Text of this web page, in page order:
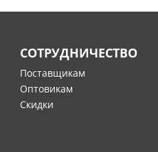
СОТРУДНИЧЕСТВО
Поставщикам
Оптовикам
Скидки